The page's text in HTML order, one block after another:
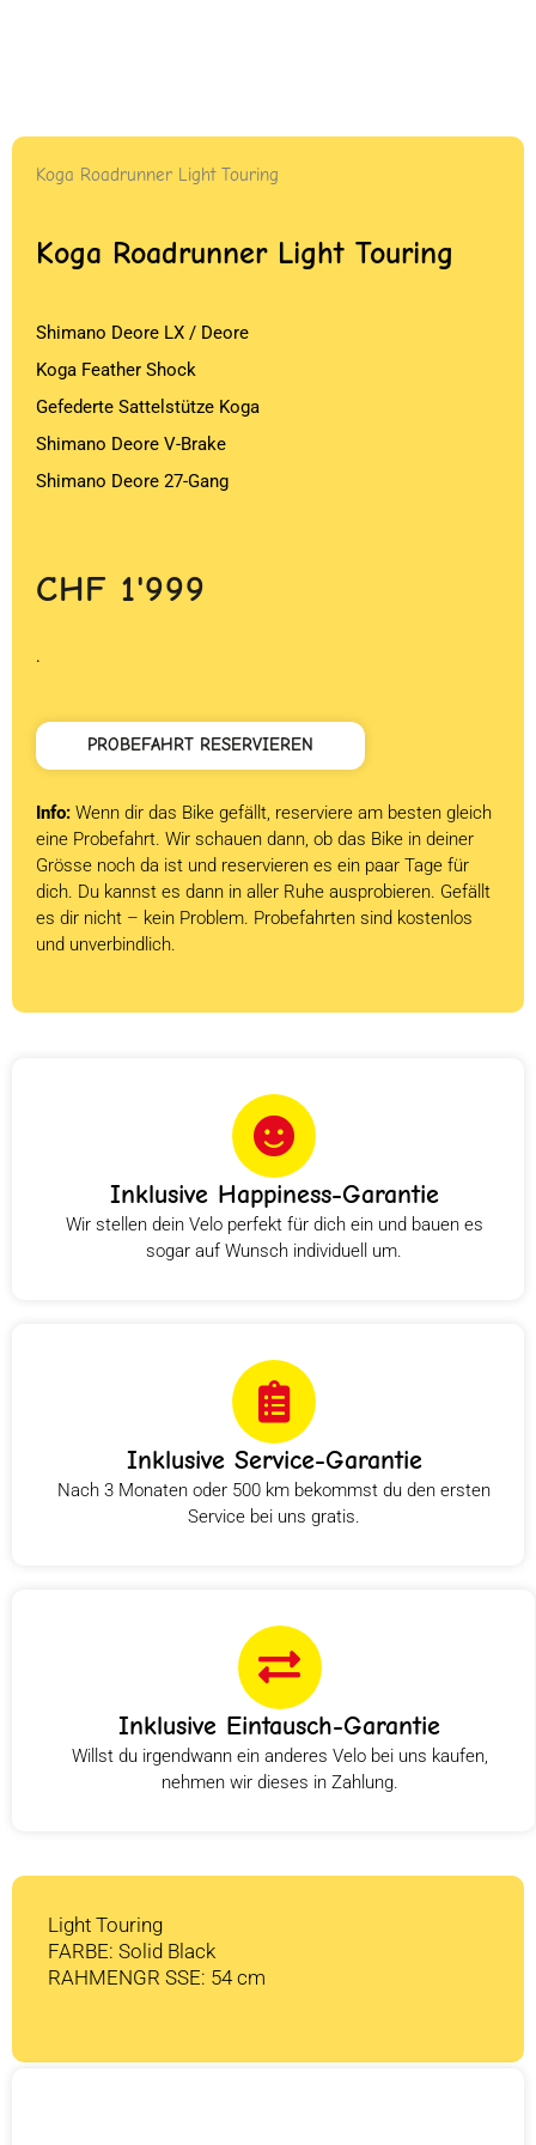
Koga Roadrunner Light Touring
Koga Roadrunner Light Touring
Shimano Deore LX / Deore
Koga Feather Shock
Gefederte Sattelstütze Koga
Shimano Deore V-Brake
Shimano Deore 27-Gang
CHF 1'999
.
PROBEFAHRT RESERVIEREN
Info: Wenn dir das Bike gefällt, reserviere am besten gleich
eine Probefahrt. Wir schauen dann, ob das Bike in deiner
Grösse noch da ist und reservieren es ein paar Tage für
dich. Du kannst es dann in aller Ruhe ausprobieren. Gefällt
es dir nicht – kein Problem. Probefahrten sind kostenlos
und unverbindlich.
Inklusive Happiness-Garantie
Wir stellen dein Velo perfekt für dich ein und bauen es
sogar auf Wunsch individuell um.
Inklusive Service-Garantie
Nach 3 Monaten oder 500 km bekommst du den ersten
Service bei uns gratis.
Inklusive Eintausch-Garantie
Willst du irgendwann ein anderes Velo bei uns kaufen,
nehmen wir dieses in Zahlung.
Light Touring
FARBE: Solid Black
RAHMENGR SSE: 54 cm